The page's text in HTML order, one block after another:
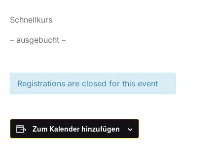
Schnellkurs
– ausgebucht –
Registrations are closed for this event
Zum Kalender hinzufügen